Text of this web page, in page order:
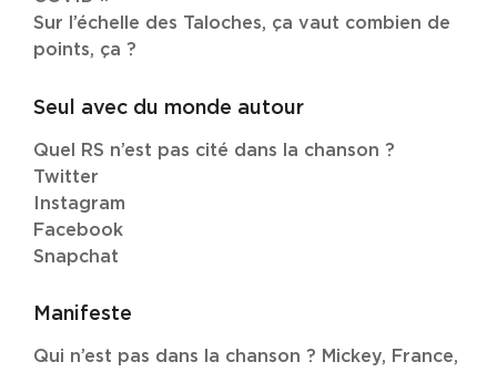
Sur l’échelle des Taloches, ça vaut combien de
points, ça ?
Seul avec du monde autour
Quel RS n’est pas cité dans la chanson ?
Twitter
Instagram
Facebook
Snapchat
Manifeste
Qui n’est pas dans la chanson ? Mickey, France,